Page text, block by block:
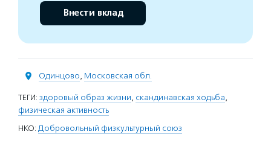
Внести вклад
Одинцово, Московская обл.
ТЕГИ: здоровый образ жизни, скандинавская ходьба,
физическая активность
НКО: Добровольный физкультурный союз